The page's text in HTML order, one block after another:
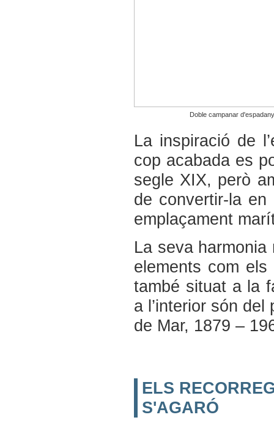
Doble campanar
La inspiració de
cop acabada es
segle XIX, però
de convertir-la
emplaçament
La seva
elements com
també situat a la
a l’interior són
de Mar, 1879 –
ELS
S'AGARÓ